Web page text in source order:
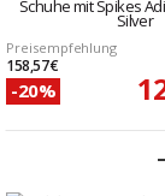
Schuhe mit Spikes
Silver
Preisempfehlung
158,57 €
-20%